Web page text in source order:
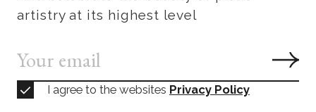
artistry at its highest level
I agree to the websites Privacy Policy